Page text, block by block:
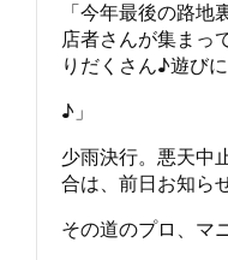
「今年最後の路地
店者さんが集まっ
りだくさん♪遊び
♪」
少雨決行。悪天中
合は、前日お知ら
その道のプロ、マ